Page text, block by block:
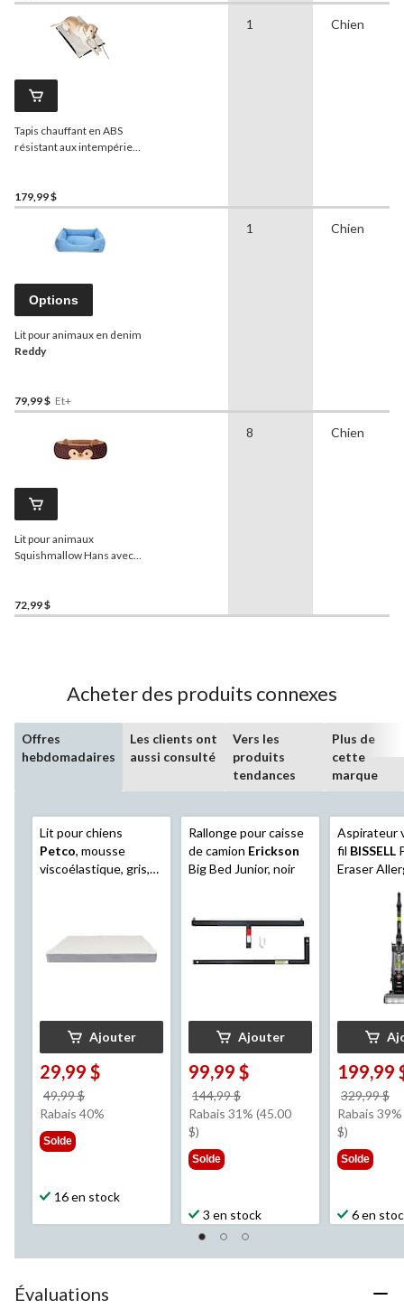
Tapis chauffant en ABS
résistant aux intempéries
po
179,99 $
1 Chien
Options
Lit pour animaux en denim
Reddy
79,99 $ Et+
1 Chien
Lit pour animaux
Squishmallow Hans avec
72,99 $
8 Chien
Acheter des produits connexes
Offres
hebdomadaires
Les clients ont
aussi consulté
Vers les
produits
tendances
Plus de
cette
marque
Lit pour chiens
Petco, mousse
viscoélastique, gris,
Ajouter
29,99 $
49,99 $
était
Rabais 40%
Solde
16 en stock
Rallonge pour caisse
de camion Erickson
Big Bed Junior, noir
Ajouter
99,99 $
144,99 $
était
Rabais 31% (45.00
$)
Solde
3 en stock
Aspirateur
fil BISSELL
Eraser
199,99
329,99 $
Rabais
$)
Solde
6 en
Évaluations